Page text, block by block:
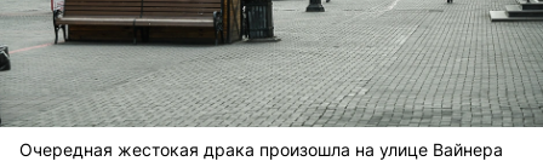
Очередная жестокая драка произошла на улице Вайнера